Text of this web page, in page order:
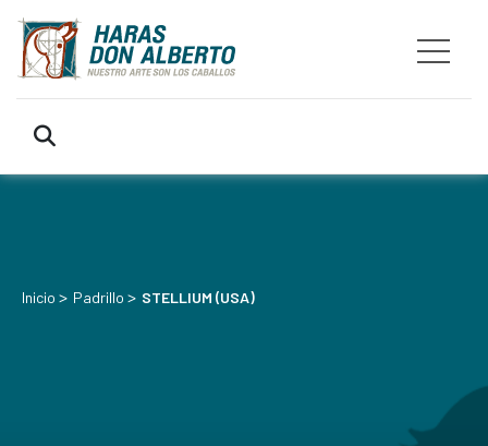
Inicio > Padrillo > STELLIUM (USA)